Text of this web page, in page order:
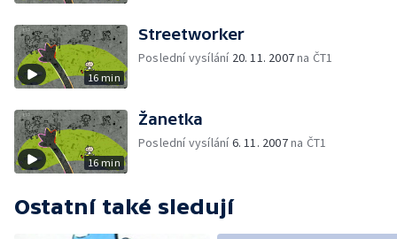
16 min
Streetworker
Poslední vysílání 20. 11. 2007na ČT1
16 min
Žanetka
Poslední vysílání6. 11. 2007na ČT1
Ostatní také sledují